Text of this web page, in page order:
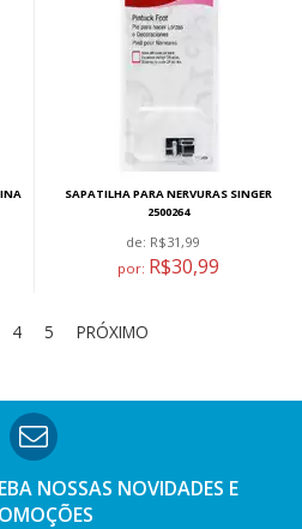
SAPATILHA PARA NERVURAS SINGER
2500264
de: R$31,99
por: R$30,99
4 5 PRÓXIMO
NOSSAS NOVIDADES E